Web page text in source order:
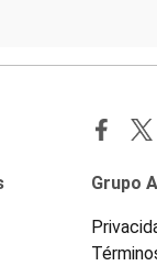
Grupo